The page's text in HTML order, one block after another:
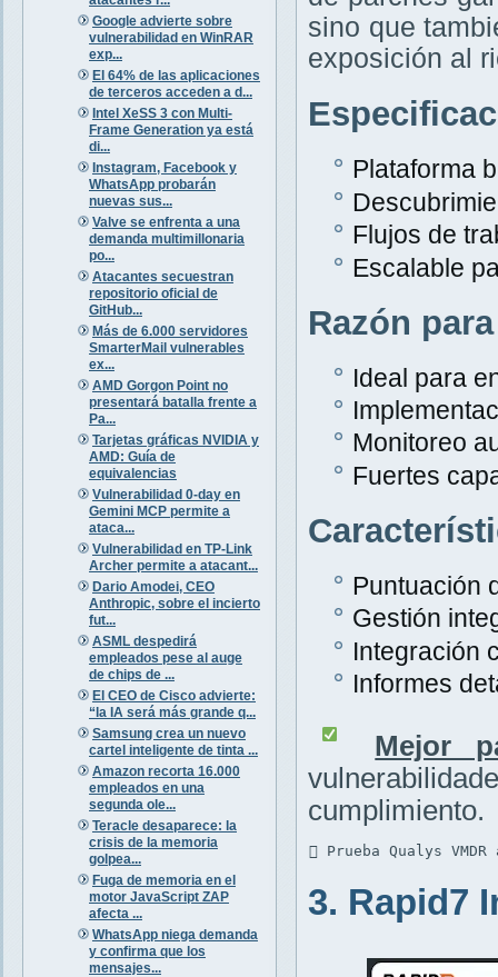
Google advierte sobre
vulnerabilidad en WinRAR
exp...
El 64% de las aplicaciones
de terceros acceden a d...
Intel XeSS 3 con Multi-
Frame Generation ya está
di...
Instagram, Facebook y
WhatsApp probarán
nuevas sus...
Valve se enfrenta a una
demanda multimillonaria
po...
Atacantes secuestran
repositorio oficial de
GitHub...
Más de 6.000 servidores
SmarterMail vulnerables
ex...
AMD Gorgon Point no
presentará batalla frente a
Pa...
Tarjetas gráficas NVIDIA y
AMD: Guía de
equivalencias
Vulnerabilidad 0-day en
Gemini MCP permite a
ataca...
Vulnerabilidad en TP-Link
Archer permite a atacant...
Dario Amodei, CEO
Anthropic, sobre el incierto
fut...
ASML despedirá
empleados pese al auge
de chips de ...
El CEO de Cisco advierte:
“la IA será más grande q...
Samsung crea un nuevo
cartel inteligente de tinta ...
Amazon recorta 16.000
empleados en una
segunda ole...
Teracle desaparece: la
crisis de la memoria
golpea...
Fuga de memoria en el
motor JavaScript ZAP
afecta ...
WhatsApp niega demanda
y confirma que los
mensajes...
sino que
exposición al
Plataforma
Flujos de
Escalable
Razón
Ideal para
Monitoreo
Fuertes
Puntuación
Gestión
Integración
Informes
Mejor
cumplimiento.
 Prueba Qualys
3. Rapid7